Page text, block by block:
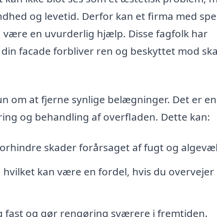
og levetid. Derfor kan et firma med
være en uvurderlig hjælp. Disse fagfolk har
facade forbliver ren og beskyttet mod
om at fjerne synlige belægninger. Det er en
og behandling af overfladen. Dette kan:
skader forårsaget af fugt og
kan være en fordel, hvis du overvejer
og gør rengøring sværere i fremtiden.